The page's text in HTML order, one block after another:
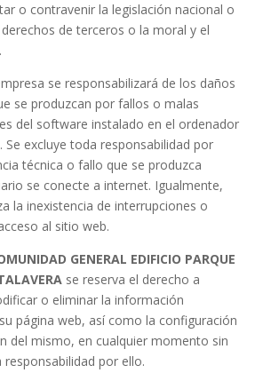
o contravenir la legislación nacional o
de terceros o la moral y el
se responsabilizará de los daños
se produzcan por fallos o malas
del software instalado en el ordenador
Se excluye toda responsabilidad por
técnica o fallo que se produzca
se conecte a internet. Igualmente,
la inexistencia de interrupciones o
al sitio web.
GENERAL EDIFICIO PARQUE
se reserva el derecho a
o eliminar la información
página web, así como la configuración
del mismo, en cualquier momento sin
responsabilidad por ello.